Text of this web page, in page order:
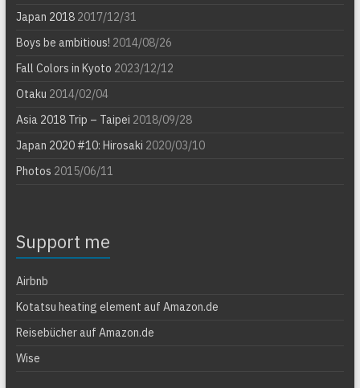
Japan 20182017/12/31
Boys be ambitious! 2014/08/26
Fall Colors in Kyoto 2023/12/12
Otaku 2014/02/04
Asia 2018 Trip – Taipei 2018/09/28
Japan 2020 #10: Hirosaki 2020/03/10
Photos 2015/06/11
Support me
Airbnb
Kotatsu heating element auf Amazon.de
Reisebücher auf Amazon.de
Wise